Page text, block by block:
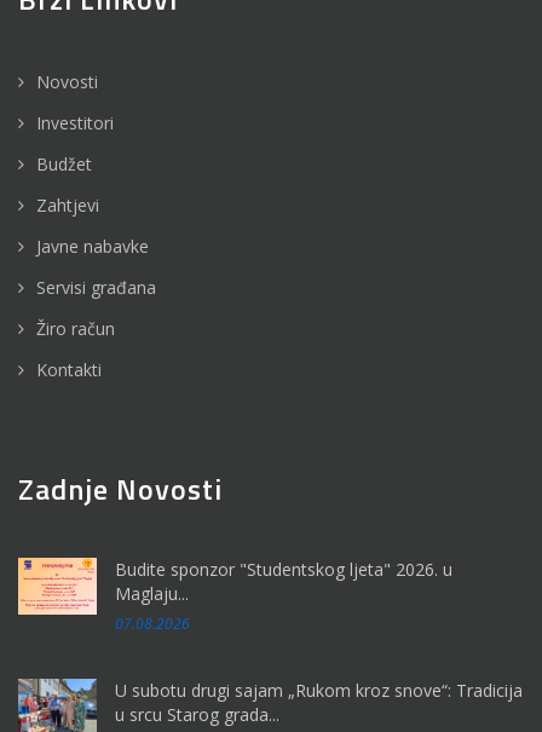
Novosti
Investitori
Budžet
Zahtjevi
Javne nabavke
Servisi građana
Žiro račun
Kontakti
Zadnje Novosti
Budite sponzor "Studentskog ljeta" 2026. u
Maglaju...
07.08.2026
U subotu drugi sajam „Rukom kroz snove“: Tradicija
u srcu Starog grada...